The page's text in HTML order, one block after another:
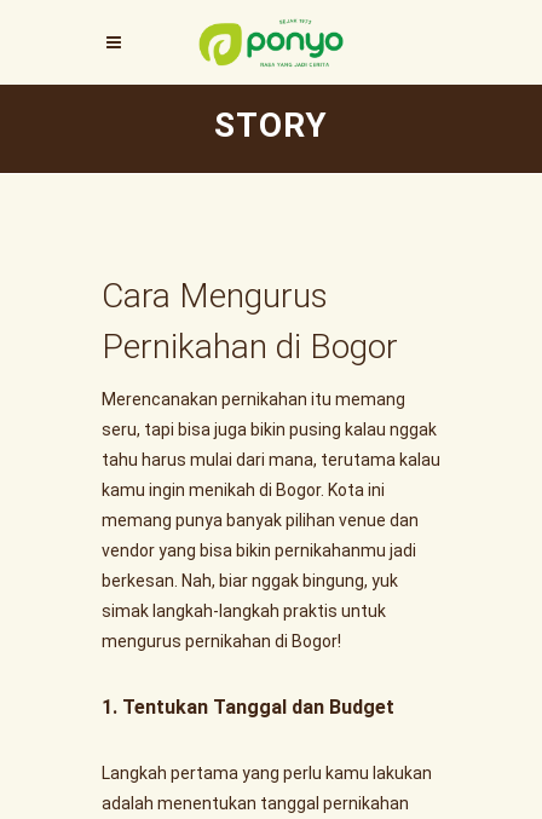
STORY
Cara Mengurus
Pernikahan di Bogor
Merencanakan pernikahan itu memang
seru, tapi bisa juga bikin pusing kalau nggak
tahu harus mulai dari mana, terutama kalau
kamu ingin menikah di Bogor. Kota ini
memang punya banyak pilihan venue dan
vendor yang bisa bikin pernikahanmu jadi
berkesan. Nah, biar nggak bingung, yuk
simak langkah-langkah praktis untuk
mengurus pernikahan di Bogor!
1. Tentukan Tanggal dan Budget
Langkah pertama yang perlu kamu lakukan
adalah menentukan tanggal pernikahan